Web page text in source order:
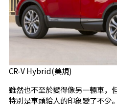
CR-V Hybrid(美規)
雖然也不至於變得像另一輛車，
特別是車頭給人的印象變了不少。